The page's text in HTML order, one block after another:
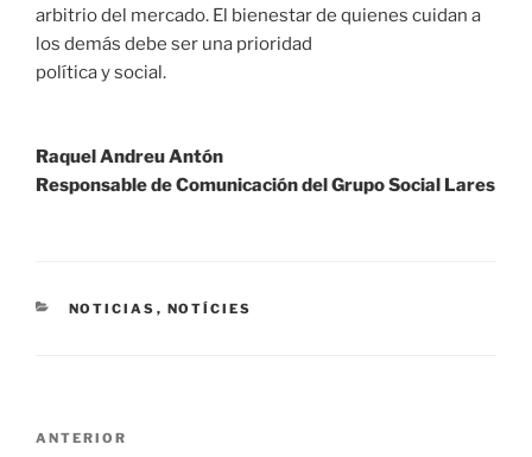
arbitrio del mercado. El bienestar de quienes cuidan a
los demás debe ser una prioridad
política y social.
Raquel Andreu Antón
Responsable de Comunicación del Grupo Social Lares
CATEGORÍAS
NOTICIAS , NOTÍCIES
Navegación
Entrada
ANTERIOR